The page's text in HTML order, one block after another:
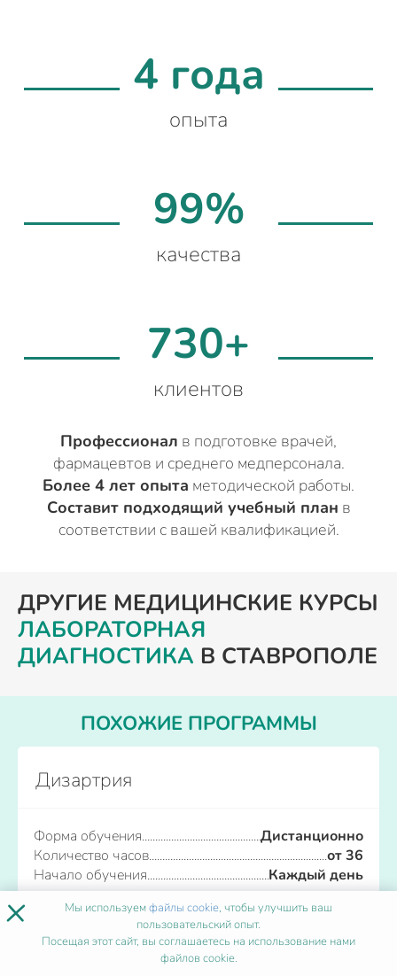
4 года
опыта
99%
качества
730+
клиентов
Профессионал в подготовке врачей,
фармацевтов и среднего медперсонала.
Более 4 лет опыта методической работы.
Составит подходящий учебный план в
соответствии с вашей квалификацией.
ДРУГИЕ МЕДИЦИНСКИЕ КУРСЫ
ЛАБОРАТОРНАЯ
ДИАГНОСТИКА В СТАВРОПОЛЕ
ПОХОЖИЕ ПРОГРАММЫ
Дизартрия
Форма обучения
Дистанционно
Количество часов
от 36
Начало обучения
Каждый день
Записаться
× Мы используемфайлы cookie, чтобы улучшить ваш
пользовательский опыт.
Посещая этот сайт, вы соглашаетесь на использование нами
файлов cookie.